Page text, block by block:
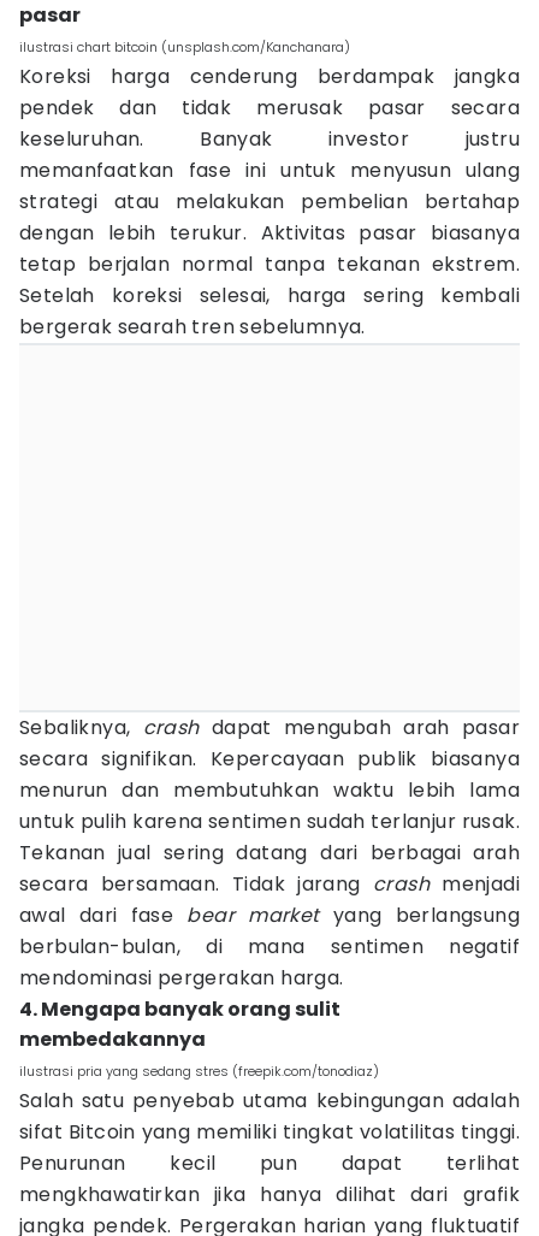
pasar
ilustrasi chart bitcoin (unsplash.com/Kanchanara)
Koreksi harga cenderung berdampak jangka
pendek dan tidak merusak pasar secara
keseluruhan. Banyak investor justru
memanfaatkan fase ini untuk menyusun ulang
strategi atau melakukan pembelian bertahap
dengan lebih terukur. Aktivitas pasar biasanya
tetap berjalan normal tanpa tekanan ekstrem.
Setelah koreksi selesai, harga sering kembali
bergerak searah tren sebelumnya.
Sebaliknya, crashdapat mengubah arah pasar
secara signifikan. Kepercayaan publik biasanya
menurun dan membutuhkan waktu lebih lama
untuk pulih karena sentimen sudah terlanjur rusak.
Tekanan jual sering datang dari berbagai arah
secara bersamaan. Tidak jarang crashmenjadi
awal dari fase bear marketyang berlangsung
berbulan-bulan, di mana sentimen negatif
mendominasi pergerakan harga.
4. Mengapa banyak orang sulit
membedakannya
ilustrasi pria yang sedang stres (freepik.com/tonodiaz)
Salah satu penyebab utama kebingungan adalah
sifat Bitcoin yang memiliki tingkat volatilitas tinggi.
Penurunan kecil pun dapat terlihat
mengkhawatirkan jika hanya dilihat dari grafik
jangka pendek. Pergerakan harian yang fluktuatif